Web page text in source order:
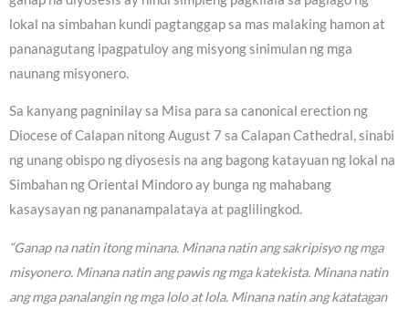
lokal na simbahan kundi pagtanggap sa mas malaking hamon at
pananagutang ipagpatuloy ang misyong sinimulan ng mga
naunang misyonero.
Sa kanyang pagninilay sa Misa para sa canonical erection ng
Diocese of Calapan nitong August 7 sa Calapan Cathedral, sinabi
ng unang obispo ng diyosesis na ang bagong katayuan ng lokal na
Simbahan ng Oriental Mindoro ay bunga ng mahabang
kasaysayan ng pananampalataya at paglilingkod.
“Ganap na natin itong minana. Minana natin ang sakripisyo ng mga
misyonero. Minana natin ang pawis ng mga katekista. Minana natin
ang mga panalangin ng mga lolo at lola. Minana natin ang katatagan